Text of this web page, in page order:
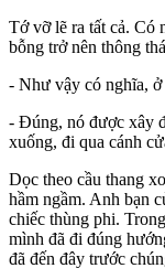
Tớ vỡ lẽ ra tất cả. Có
bỗng trở nên thông
- Như vậy có nghĩa, ở
- Đúng, nó được xây
xuống, đi qua cánh
Dọc theo cầu thang
hầm ngầm. Anh bạn
chiếc thùng phi.
mình đã đi đúng
đã đến đây trước